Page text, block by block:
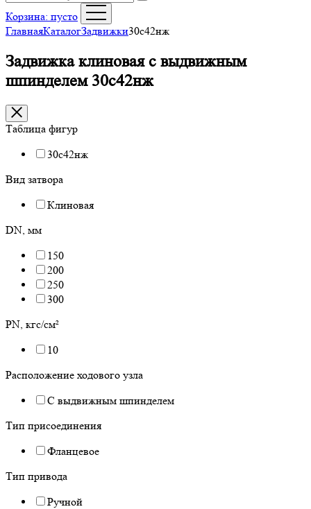
Корзина: пусто
ГлавнаяКаталогЗадвижки30с42нж
Задвижка клиновая с выдвижным
шпинделем 30с42нж
Таблица фигур
30с42нж
Вид затвора
Клиновая
DN, мм
150
200
250
300
PN, кгс/см²
10
Расположение ходового узла
С выдвижным шпинделем
Тип присоединения
Фланцевое
Тип привода
Ручной